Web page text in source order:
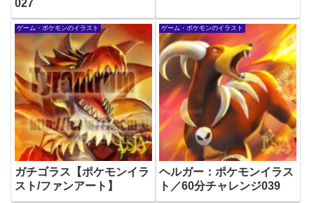
027
ゲーム・ポケモンのイラスト
ガチゴラス【ポケモンイラ
スト/ファンアート】
ゲーム・ポケモンのイラスト
ヘルガー：ポケモンイラス
ト／60分チャレンジ039